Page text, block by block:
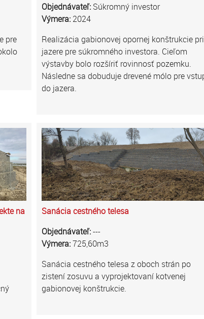
pre
Objednávateľ: Súkromný investor
Výmera: 2024
Realizácia gabionovej opornej konštrukcie pri
jazere pre súkromného investora. Cieľom
výstavby bolo rozšíriť rovinnosť pozemku.
Následne sa dobuduje drevené mólo pre
do jazera.
na
Sanácia cestného telesa
Objednávateľ:---
Výmera:725,60m3
Sanácia cestného telesa z oboch strán po
zistení zosuvu a vyprojektovaní kotvenej
gabionovej konštrukcie.